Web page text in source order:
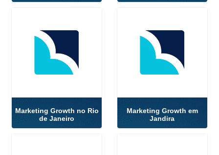
Marketing Growth no Rio
de Janeiro
Marketing Growth em
Jandira